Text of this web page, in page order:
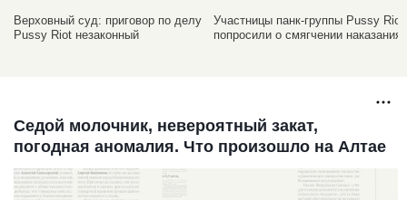
Верховный суд: приговор по делу
Pussy Riot незаконный
Участницы панк-группы Pussy Riot
попросили о смягчении наказания
Седой молочник, невероятный закат,
погодная аномалия. Что произошло на Алтае